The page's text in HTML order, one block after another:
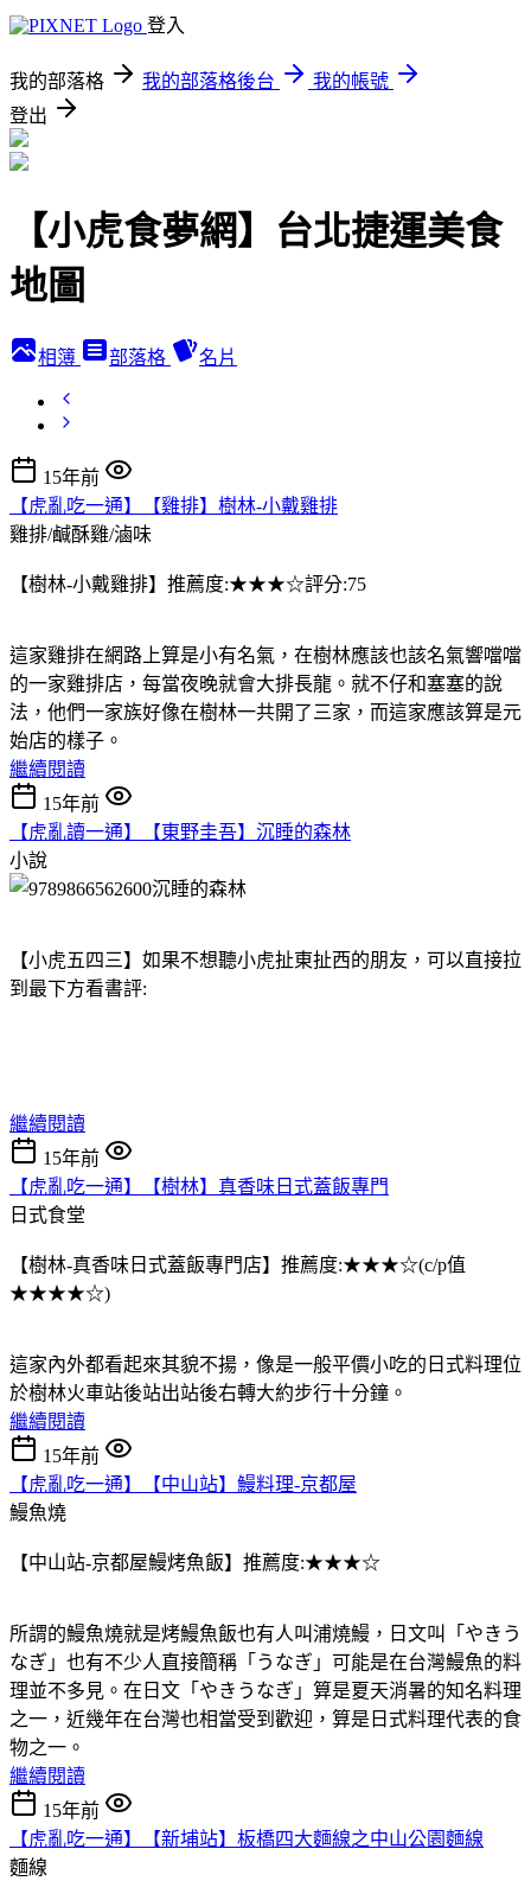
登入
我的部落格 我的部落格後台
我的帳號
登出
【小虎食夢網】台北捷運美食
地圖
相簿 部落格 名片
15年前
【虎亂吃一通】【雞排】樹林-小戴雞排
雞排/鹹酥雞/滷味
【樹林-小戴雞排】推薦度:★★★☆評分:75
這家雞排在網路上算是小有名氣，在樹林應該也該名氣響噹噹
的一家雞排店，每當夜晚就會大排長龍。就不仔和塞塞的說
法，他們一家族好像在樹林一共開了三家，而這家應該算是元
始店的樣子。
繼續閱讀
15年前
【虎亂讀一通】【東野圭吾】沉睡的森林
小說
【小虎五四三】如果不想聽小虎扯東扯西的朋友，可以直接拉
到最下方看書評:
繼續閱讀
15年前
【虎亂吃一通】【樹林】真香味日式蓋飯專門
日式食堂
【樹林-真香味日式蓋飯專門店】推薦度:★★★☆(c/p值
★★★★☆)
這家內外都看起來其貌不揚，像是一般平價小吃的日式料理位
於樹林火車站後站出站後右轉大約步行十分鐘。
繼續閱讀
15年前
【虎亂吃一通】【中山站】鰻料理-京都屋
鰻魚燒
【中山站-京都屋鰻烤魚飯】推薦度:★★★☆
所謂的鰻魚燒就是烤鰻魚飯也有人叫浦燒鰻，日文叫「やきう
なぎ」也有不少人直接簡稱「うなぎ」可能是在台灣鰻魚的料
理並不多見。在日文「やきうなぎ」算是夏天消暑的知名料理
之一，近幾年在台灣也相當受到歡迎，算是日式料理代表的食
物之一。
繼續閱讀
15年前
【虎亂吃一通】【新埔站】板橋四大麵線之中山公園麵線
麵線